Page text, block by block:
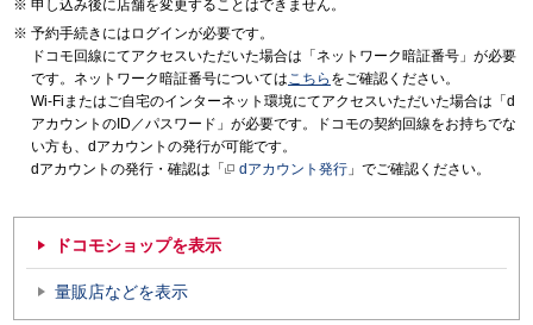
申し込み後に店舗を変更することはできません。
予約手続きにはログインが必要です。
ドコモ回線にてアクセスいただいた場合は「ネットワーク暗証番号」が必要
です。ネットワーク暗証番号についてはこちら をご確認ください。
Wi-Fiまたはご自宅のインターネット環境にてアクセスいただいた場合は「d
アカウントのID／パスワード」が必要です。ドコモの契約回線をお持ちでな
い方も、dアカウントの発行が可能です。
dアカウントの発行・確認は「
dアカウント発行 」でご確認ください。
ドコモショップを表示
量販店などを表示